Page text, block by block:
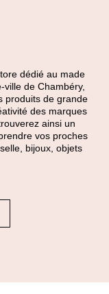
dédié au made
de Chambéry,
produits de grande
des marques
ainsi un
vos proches
bijoux, objets